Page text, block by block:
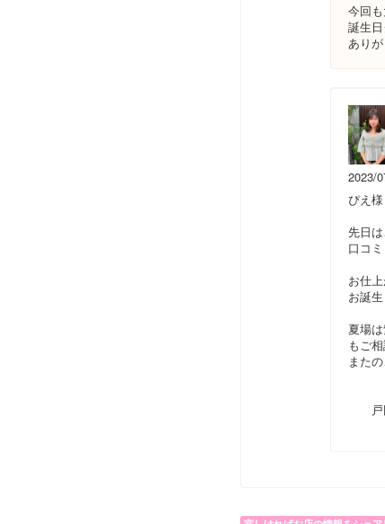
今回
誕生
あり
2023/
ぴえ様
先日
口コ
お仕
お誕
夏場
もご
また
戸